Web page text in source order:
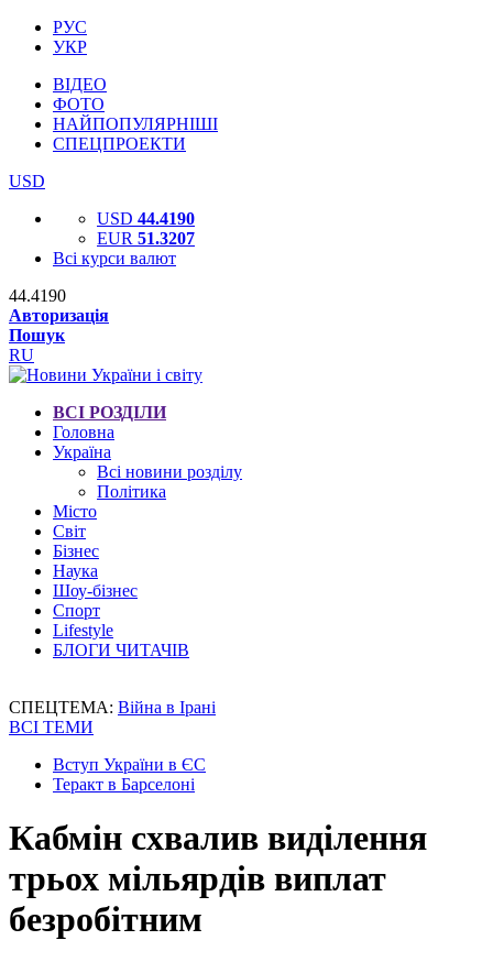
РУС
УКР
ВІДЕО
ФОТО
НАЙПОПУЛЯРНІШІ
СПЕЦПРОЕКТИ
USD
USD 44.4190
EUR 51.3207
Всі курси валют
44.4190
Авторизація
Пошук
RU
ВСІ РОЗДІЛИ
Головна
Україна
Всі новини розділу
Політика
Місто
Світ
Бізнес
Наука
Шоу-бізнес
Спорт
Lifestyle
БЛОГИ ЧИТАЧІВ
СПЕЦТЕМА: Війна в Ірані
ВСІ ТЕМИ
Вступ України в ЄС
Теракт в Барселоні
Кабмін схвалив виділення
трьох мільярдів виплат
безробітним